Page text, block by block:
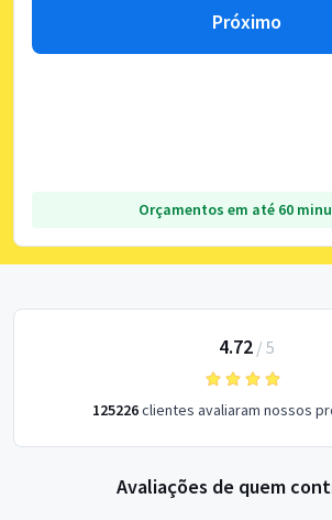
Próximo
Orçamentos em até 60
4.72/ 5
125226clientes avaliaram nossos
Avaliações de quem